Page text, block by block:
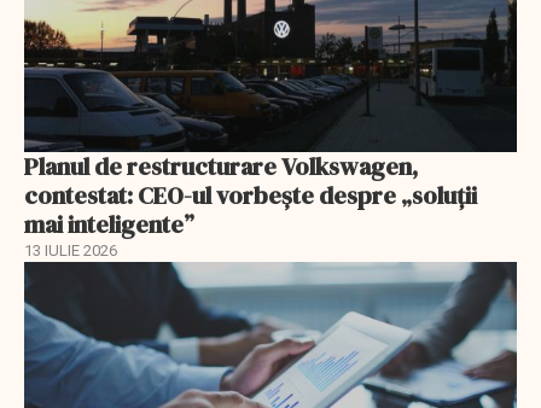
Planul de restructurare Volkswagen,
contestat: CEO-ul vorbește despre „soluții
mai inteligente”
13 IULIE 2026